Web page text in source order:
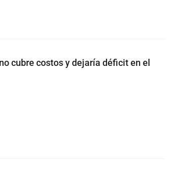
cubre costos y dejaría déficit en el